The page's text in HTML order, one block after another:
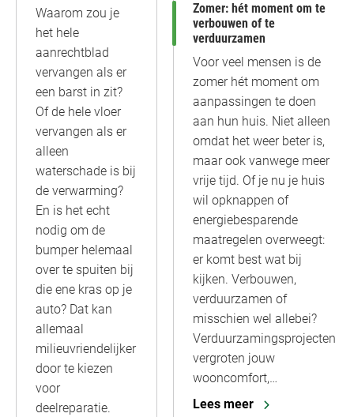
Waarom zou je
het hele
aanrechtblad
vervangen als er
een barst in zit?
Of de hele vloer
vervangen als er
alleen
waterschade is bij
de verwarming?
En is het echt
nodig om de
bumper helemaal
over te spuiten bij
die ene kras op je
auto? Dat kan
allemaal
milieuvriendelijker
door te kiezen
voor
deelreparatie.
Zomer: hét moment om te
verbouwen of te
verduurzamen
Voor veel mensen is de
zomer hét moment om
aanpassingen te doen
aan hun huis. Niet alleen
omdat het weer beter is,
maar ook vanwege meer
vrije tijd. Of je nu je huis
wil opknappen of
energiebesparende
maatregelen overweegt:
er komt best wat bij
kijken. Verbouwen,
verduurzamen of
misschien wel allebei?
Verduurzamingsprojecten
vergroten jouw
wooncomfort,…
Lees meer